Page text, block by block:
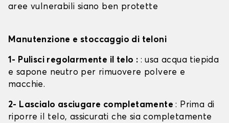
aree vulnerabili siano ben protette
Manutenzione e stoccaggio di teloni
1- Pulisci regolarmente il telo : : usa acqua tiepida
e sapone neutro per rimuovere polvere e
macchie.
2- Lascialo asciugare completamente: Prima di
riporre il telo, assicurati che sia completamente